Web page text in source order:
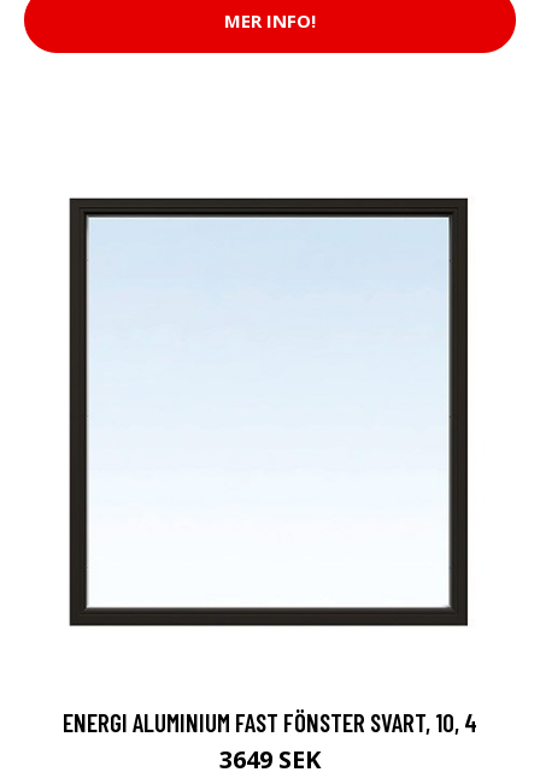
MER INFO!
ENERGI ALUMINIUM FAST FÖNSTER SVART, 10, 4
3649 SEK